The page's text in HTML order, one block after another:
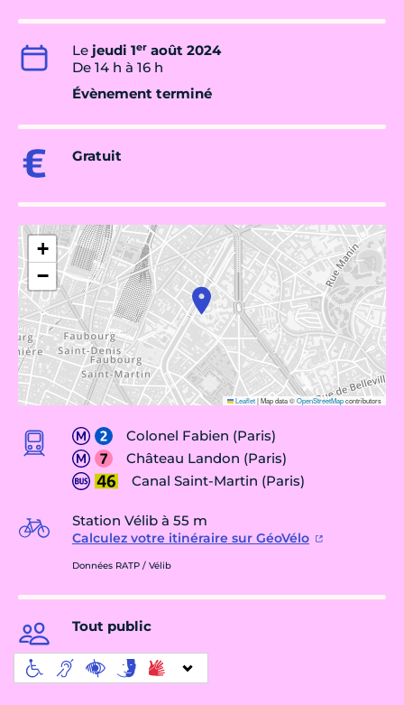
Le jeudi 1er août 2024
De 14 h à 16 h
Évènement terminé
Gratuit
+
−
Leaflet|Map data ©OpenStreetMapcontributors
Colonel Fabien (Paris)
Château Landon (Paris)
Canal Saint-Martin (Paris)
Station Vélib à 55 m
Calculez votre itinéraire sur GéoVélo
Données RATP / Vélib
Tout public